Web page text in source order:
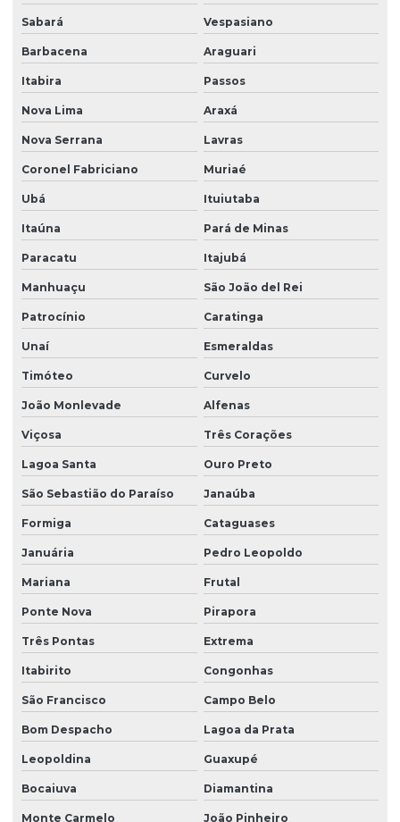
Projetos de quadra de areia para condomínio
Quadra de areia para condomínio
Quadra esportiva emborrachada
Recuperação de piso de quadra poliesportiva
Reforma de quadra sintética
Reforma de quadras esportivas
Reformas de quadras poliesportivas
Sabará Vespasiano
Barbacena Araguari
Itabira Passos
Nova Lima Araxá
Nova Serrana Lavras
Coronel Fabriciano Muriaé
Ubá Ituiutaba
Itaúna Pará de Minas
Paracatu Itajubá
Manhuaçu São João del Rei
Patrocínio Caratinga
Unaí Esmeraldas
Timóteo Curvelo
João Monlevade Alfenas
Viçosa Três Corações
Lagoa Santa Ouro Preto
São Sebastião do Paraíso Janaúba
Formiga Cataguases
Januária Pedro Leopoldo
Mariana Frutal
Ponte Nova Pirapora
Três Pontas Extrema
Itabirito Congonhas
São Francisco Campo Belo
Bom Despacho Lagoa da Prata
Leopoldina Guaxupé
Bocaiuva Diamantina
Monte Carmelo João Pinheiro